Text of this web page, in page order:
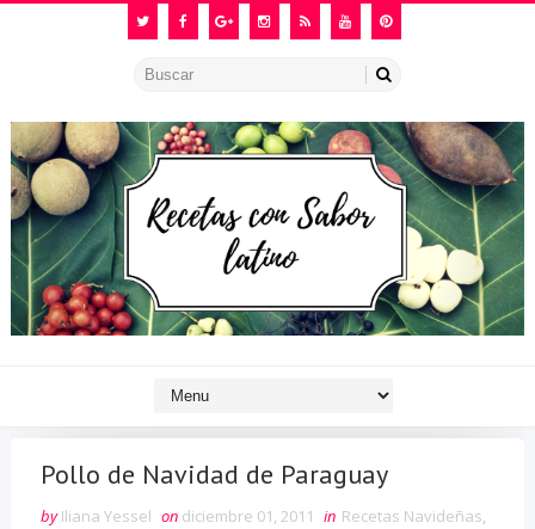
Pollo de Navidad de Paraguay
by Iliana Yessel on diciembre 01, 2011 in Recetas Navideñas,